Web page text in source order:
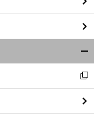
閉
る
新
し
い
ウ